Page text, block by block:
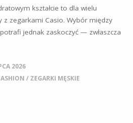
kształcie to dla wielu
z zegarkami Casio. Wybór między
jednak zaskoczyć — zwłaszcza
2026
/ ZEGARKI MĘSKIE